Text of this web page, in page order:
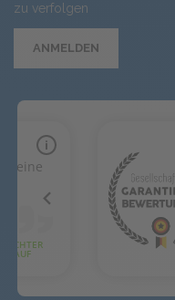
zu verfolgen
ANMELDEN